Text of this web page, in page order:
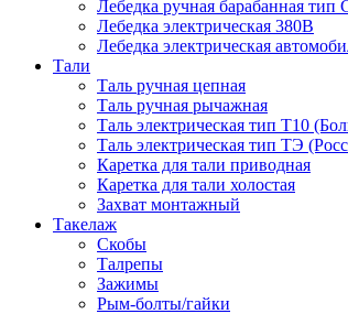
Лебедка ручная барабанная тип
Лебедка электрическая 380В
Лебедка электрическая
Тали
Таль ручная цепная
Таль ручная рычажная
Таль электрическая тип Т10
Таль электрическая тип ТЭ
Каретка для тали приводная
Каретка для тали холостая
Захват монтажный
Такелаж
Скобы
Талрепы
Зажимы
Рым-болты/гайки